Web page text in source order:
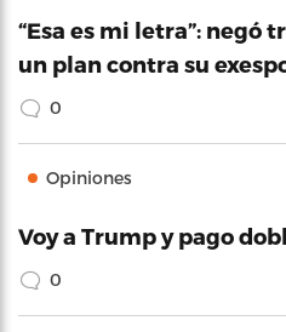
“Esa es mi letra”: negó
un plan contra su
0
Opiniones
Voy a Trump y pago
0